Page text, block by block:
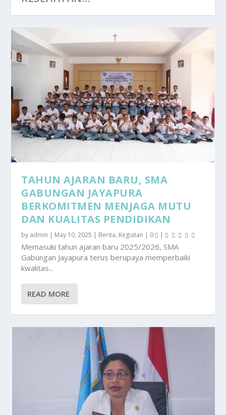
TERCUKUPI? SIMAK 4 CARA INI
4 TIPS UNTUK ORANGT...
TAHUN AJARAN BARU, SMA
GABUNGAN JAYAPURA
BERKOMITMEN MENJAGA MUTU
DAN KUALITAS PENDIDIKAN
by admin | May 10, 2025 | Berita, Kegiatan | 0 |
Memasuki tahun ajaran baru 2025/2026, SMA
Gabungan Jayapura terus berupaya memperbaiki
kwalitas...
READ MORE